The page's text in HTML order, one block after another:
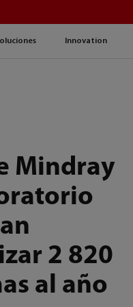
Innovation
Mindray
2 820
al año